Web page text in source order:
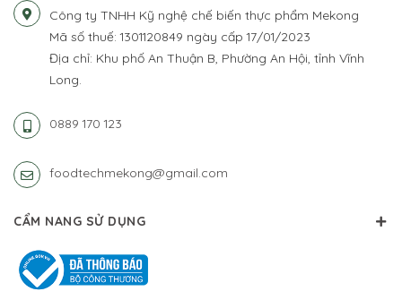
Công ty TNHH Kỹ nghệ chế biến thực phẩm Mekong
Mã số thuế: 1301120849 ngày cấp 17/01/2023
Địa chỉ: Khu phố An Thuận B, Phường An Hội, tỉnh Vĩnh
Long.
0889 170 123
foodtechmekong@gmail.com
CẨM NANG SỬ DỤNG